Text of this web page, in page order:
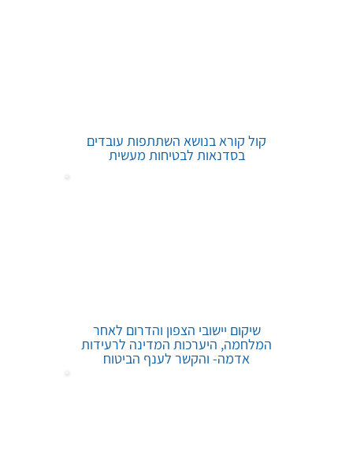
קול קורא בנושא השתתפות עובדים
בסדנאות לבטיחות מעשית
שיקום יישובי הצפון והדרום לאחר
המלחמה, היערכות המדינה לרעידות
אדמה- והקשר לענף הביטוח